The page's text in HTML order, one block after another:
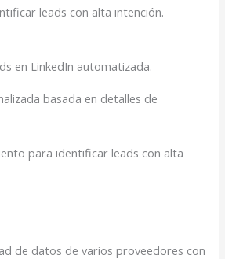
leads con alta intención.
en LinkedIn automatizada.
basada en detalles de
para identificar leads con alta
de datos de varios proveedores con